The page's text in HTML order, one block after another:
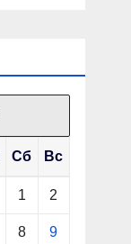
Сб Вс
1 2
8 9